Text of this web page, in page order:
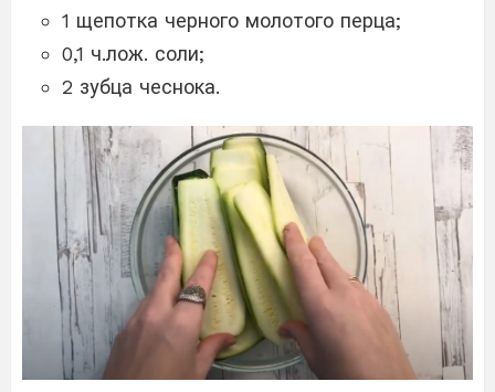
1 щепотка черного молотого перца;
0,1 ч.лож. соли;
2 зубца чеснока.